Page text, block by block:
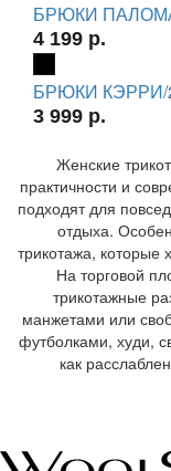
БРЮКИ
4 199 р.
БРЮКИ КЭРРИ/
3 999 р.
Женские
практичности и
подходят для
отдыха.
трикотажа,
На торговой
трикотажные
манжетами или
футболками, худи,
как